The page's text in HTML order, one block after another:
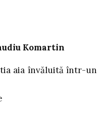
Komartin
aia învăluită într-un